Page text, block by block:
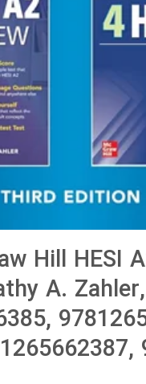
Hill HESI
A.